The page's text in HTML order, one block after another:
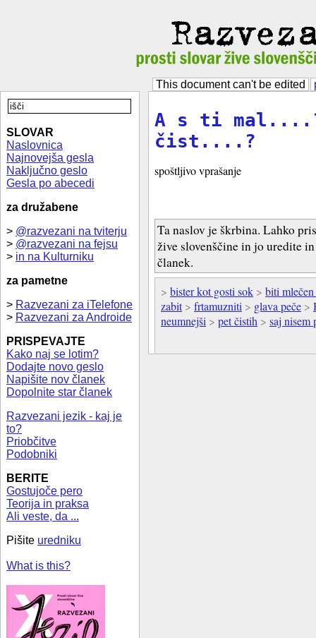
This document can't be edited
SLOVAR
Naslovnica
Najnovejša gesla
Naključno geslo
Gesla po abecedi
za družabene
> @razvezani na tviterju
> @razvezani na fejsu
> in na Kulturniku
za pametne
> Razvezani za iTelefone
> Razvezani za Androide
PRISPEVAJTE
Kako naj se lotim?
Dodajte novo geslo
Napišite nov članek
Dopolnite star članek
Razvezani jezik - kaj je
to?
Priobčitve
Podobniki
BERITE
Gostujoče pero
Teorija in praksa
Ali veste, da ...
Pišite uredniku
What is this?
A s ti
čist....?
spoštljivo vprašanje
Ta naslov je škrbina. Lahko
žive slovenščine in jo uredite
članek.
> bister kot gosti sok > biti
zabit> frtamuzniti > glava peče >
neumnejši > pet čistih > saj nisem